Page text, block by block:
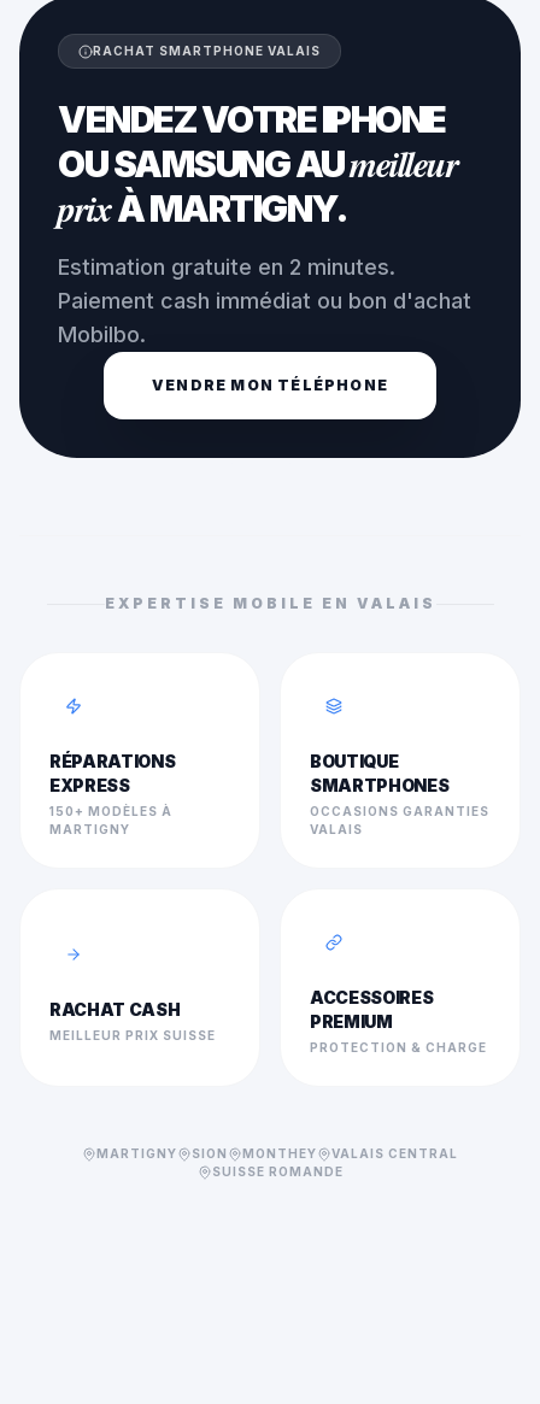
RACHAT SMARTPHONE VALAIS
VENDEZ VOTRE IPHONE
OU SAMSUNG AUmeilleur
prixÀ MARTIGNY.
Estimation gratuite en 2 minutes.
Paiement cash immédiat ou bon d'achat
Mobilbo.
VENDRE MON TÉLÉPHONE
EXPERTISE MOBILE EN VALAIS
RÉPARATIONS
EXPRESS
150+ MODÈLES À
MARTIGNY
BOUTIQUE
SMARTPHONES
OCCASIONS GARANTIES
VALAIS
RACHAT CASH
MEILLEUR PRIX SUISSE
ACCESSOIRES
PREMIUM
PROTECTION & CHARGE
MARTIGNY SION MONTHEY
VALAIS CENTRAL
SUISSE ROMANDE